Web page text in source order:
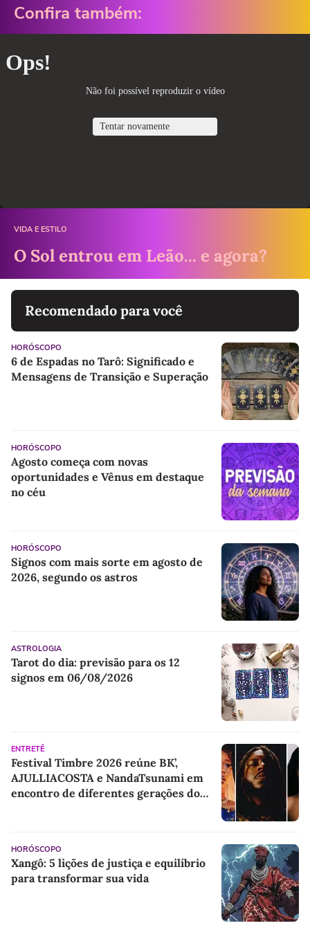
Confira também:
VIDA E ESTILO
O Sol entrou em Leão... e agora?
Recomendado para você
HORÓSCOPO
6 de Espadas no Tarô: Significado e
Mensagens de Transição e Superação
HORÓSCOPO
Agosto começa com novas
oportunidades e Vênus em destaque
no céu
HORÓSCOPO
Signos com mais sorte em agosto de
2026, segundo os astros
ASTROLOGIA
Tarot do dia: previsão para os 12
signos em 06/08/2026
ENTRETÊ
Festival Timbre 2026 reúne BK’,
AJULLIACOSTA e NandaTsunami em
encontro de diferentes gerações do
HORÓSCOPO
Xangô: 5 lições de justiça e equilíbrio
para transformar sua vida